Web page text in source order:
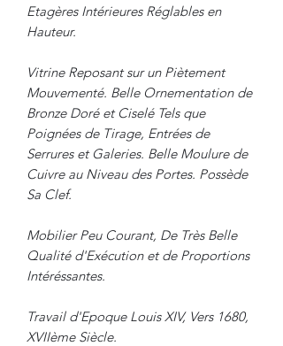
Etagères Intérieures Réglables en
Hauteur.
Vitrine Reposant sur un Piètement
Mouvementé. Belle Ornementation de
Bronze Doré et Ciselé Tels que
Poignées de Tirage, Entrées de
Serrures et Galeries. Belle Moulure de
Cuivre au Niveau des Portes. Possède
Sa Clef.
Mobilier Peu Courant, De Très Belle
Qualité d'Exécution et de Proportions
Intéréssantes.
Travail d'Epoque Louis XIV, Vers 1680,
XVIIème Siècle.